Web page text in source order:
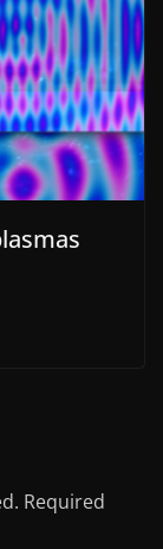
Required